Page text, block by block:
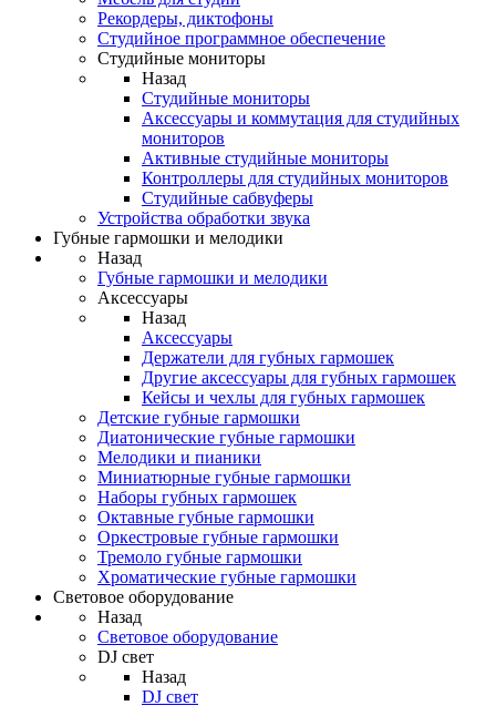
Рекордеры, диктофоны
Студийное программное обеспечение
Студийные мониторы
Назад
Студийные мониторы
Аксессуары и коммутация для студийных
мониторов
Активные студийные мониторы
Контроллеры для студийных мониторов
Студийные сабвуферы
Устройства обработки звука
Губные гармошки и мелодики
Назад
Губные гармошки и мелодики
Аксессуары
Назад
Аксессуары
Держатели для губных гармошек
Другие аксессуары для губных гармошек
Кейсы и чехлы для губных гармошек
Детские губные гармошки
Диатонические губные гармошки
Мелодики и пианики
Миниатюрные губные гармошки
Наборы губных гармошек
Октавные губные гармошки
Оркестровые губные гармошки
Тремоло губные гармошки
Хроматические губные гармошки
Световое оборудование
Назад
Световое оборудование
DJ свет
Назад
DJ свет